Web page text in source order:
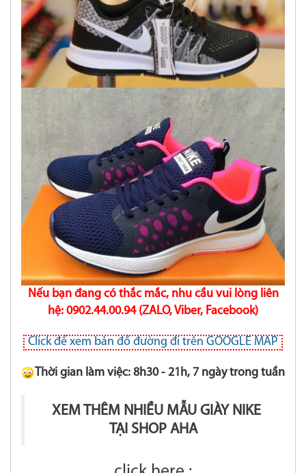
Nếu bạn đang có thắc mắc, nhu cầu vui lòng liên
hệ: 0902.44.00.94 (ZALO, Viber, Facebook)
Click để xem bản đồ đường đi trên GOOGLE MAP
Thời gian làm việc: 8h30 - 21h, 7 ngày trong tuần
XEM THÊM NHIỀU MẪU GIÀY NIKE
TẠI SHOP AHA